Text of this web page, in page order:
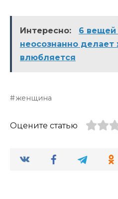
Интересно:
6 вещей
неосознанно
влюбляется
женщина
Оцените статью